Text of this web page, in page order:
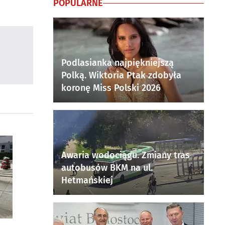
POPULARNE
Podlasianka najpiękniejszą
Polką. Wiktoria Ptak zdobyła
koronę Miss Polski 2026
Awaria wodociągu. Zmiany tras
autobusów BKM na ul.
Hetmańskiej